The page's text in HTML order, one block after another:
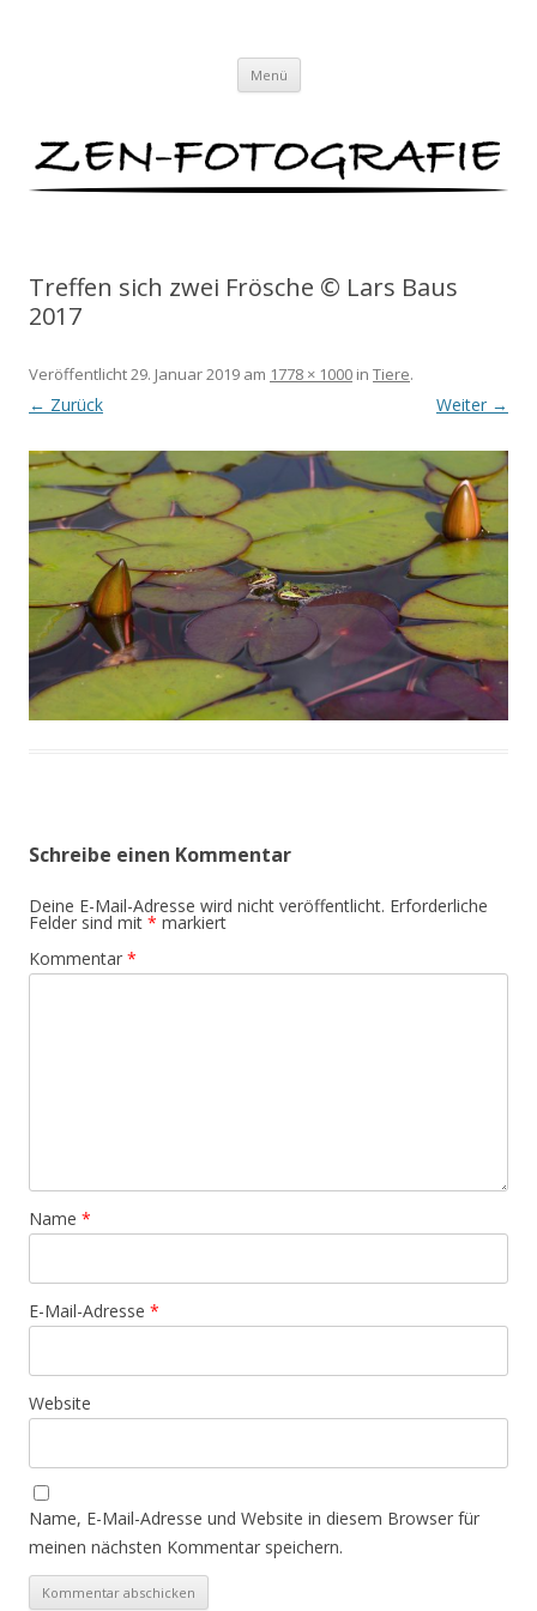
Menü Zum
springen
Treffen sich zwei Frösche © Lars Baus
2017
Veröffentlicht29. Januar 2019 am 1778 × 1000 in Tiere.
← Zurück Weiter →
Schreibe einen Kommentar
Deine E-Mail-Adresse wird nicht veröffentlicht. Erforderliche
Felder sind mit * markiert
Kommentar *
Name *
E-Mail-Adresse *
Website
Name, E-Mail-Adresse und Website in diesem Browser für
meinen nächsten Kommentar speichern.